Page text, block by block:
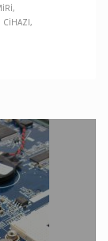
CIHAZI